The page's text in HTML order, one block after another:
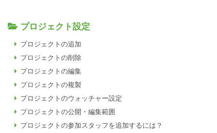
プロジェクト設定
プロジェクトの追加
プロジェクトの削除
プロジェクトの編集
プロジェクトの複製
プロジェクトのウォッチャー設定
プロジェクトの公開・編集範囲
プロジェクトの参加スタッフを追加するには？